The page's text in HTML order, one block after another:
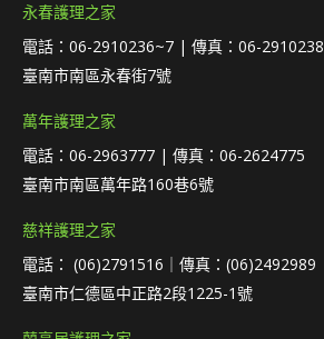
永春護理之家
電話：06-2910236~7 | 傳真：06-2910238
臺南市南區永春街7號
萬年護理之家
電話：06-2963777 | 傳真：06-2624775
臺南市南區萬年路160巷6號
慈祥護理之家
電話： (06)2791516｜傳真：(06)2492989
臺南市仁德區中正路2段1225-1號